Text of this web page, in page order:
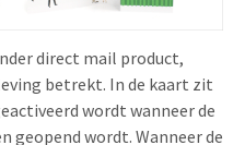
direct mail product,
betrekt. In de kaart zit
wordt wanneer de
geopend wordt. Wanneer de